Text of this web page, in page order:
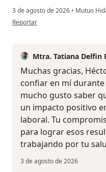
3 de agosto de 2026 • Mutuo
en opinión del usuario Hector
Reportar
Mtra. Tatiana Delfin
Muchas gracias,
confiar en mí
mucho gusto saber
un impacto positivo
laboral. Tu
para lograr esos
trabajando por tu
3 de agosto de 2026